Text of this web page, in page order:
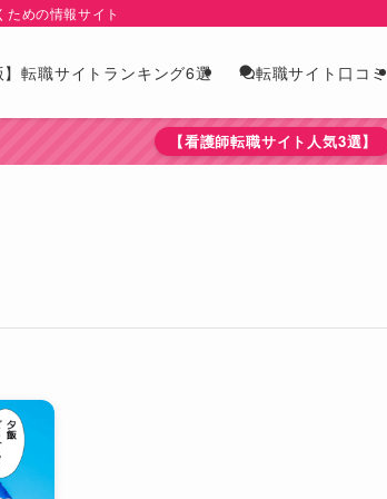
めの情報サイト
】転職サイトランキング6選 転職サイト口コミ
【看護師転職サイト人気3選】